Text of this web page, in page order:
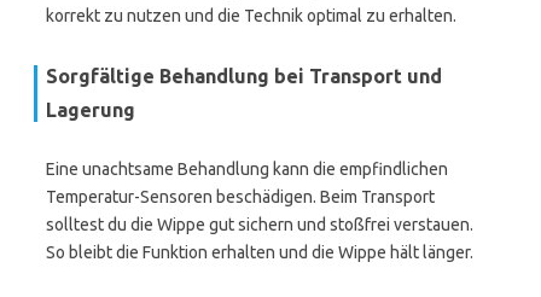
korrekt zu nutzen und die Technik optimal zu erhalten.
Sorgfältige Behandlung bei Transport und
Lagerung
Eine unachtsame Behandlung kann die empfindlichen
Temperatur-Sensoren beschädigen. Beim Transport
solltest du die Wippe gut sichern und stoßfrei verstauen.
So bleibt die Funktion erhalten und die Wippe hält länger.